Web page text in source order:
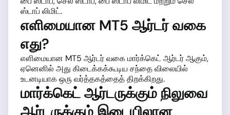
ஸ்டாப் லிமிட்.
எளிமையான MT5 ஆர்டர் வகை
எது?
எளிமையான MT5 ஆர்டர் வகை மார்க்கெட் ஆர்டர் ஆகும்,
ஏனெனில் அது கிடைக்கக்கூடிய சந்தை விலையில்
உடனடியாக ஒரு வர்த்தகத்தைத் திறக்கிறது.
மார்க்கெட் ஆர்டருக்கும் நிலுவை